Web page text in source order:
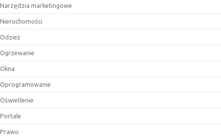
Narzędzia marketingowe
Nieruchomości
Odzież
Ogrzewanie
Okna
Oprogramowanie
Oświetlenie
Portale
Prawo